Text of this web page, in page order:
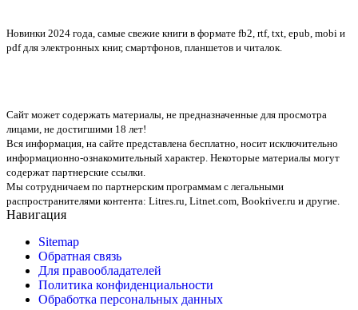
Новинки 2024 года, самые свежие книги в формате fb2, rtf, txt, epub, mobi и
pdf для электронных книг, смартфонов, планшетов и читалок.
Сайт может содержать материалы, не предназначенные для просмотра
лицами, не достигшими 18 лет!
Вся информация, на сайте представлена бесплатно, носит исключительно
информационно-ознакомительный характер. Некоторые материалы могут
содержат партнерские ссылки.
Мы сотрудничаем по партнерским программам с легальными
распространителями контента: Litres.ru, Litnet.com, Bookriver.ru и другие.
Навигация
Sitemap
Обратная связь
Для правообладателей
Политика конфиденциальности
Обработка персональных данных